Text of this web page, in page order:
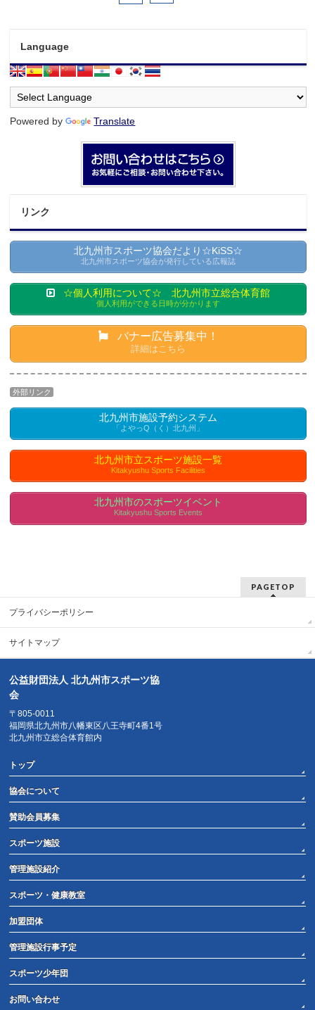
Language
Powered by Translate
リンク
北九州市スポーツ協会だより☆KiSS☆
北九州市スポーツ協会が発行している広報誌
☆個人利用について☆ 北九州市立総合体育館
個人利用ができる日時が分かります
バナー広告募集中！
詳細はこちら
外部リンク
北九州市施設予約システム
「よやっQ（く）北九州」
北九州市立スポーツ施設一覧
Kitakyushu Sports Facilities
北九州市のスポーツイベント
Kitakyushu Sports Events
PAGETOP
プライバシーポリシー
サイトマップ
公益財団法人 北九州市スポーツ協
会
〒805-0011
福岡県北九州市八幡東区八王寺町4番1号
北九州市立総合体育館内
トップ
協会について
賛助会員募集
スポーツ施設
管理施設紹介
スポーツ・健康教室
加盟団体
管理施設行事予定
スポーツ少年団
お問い合わせ